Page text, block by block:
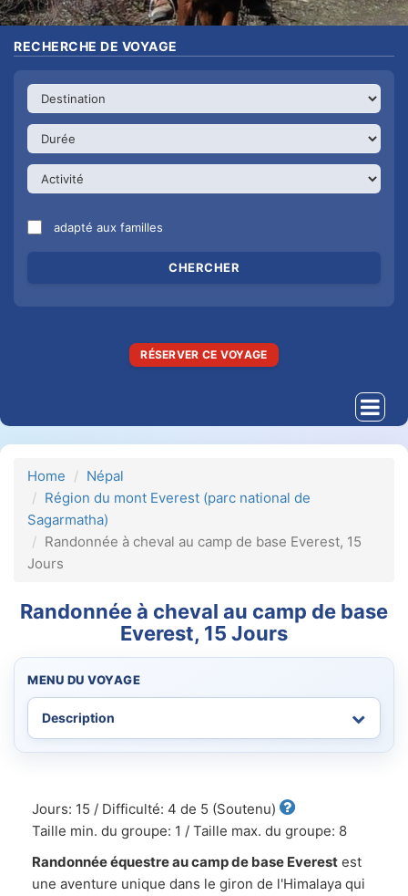
RECHERCHE DE VOYAGE
adapté aux familles
RÉSERVER CE VOYAGE
Home
Népal
Région du mont Everest (parc national de
Sagarmatha)
Randonnée à cheval au camp de base Everest, 15
Jours
Randonnée à cheval au camp de base
Everest, 15 Jours
MENU DU VOYAGE
Jours: 15 / Difficulté: 4 de 5 (Soutenu)
Taille min. du groupe: 1 / Taille max. du groupe: 8
Randonnée équestre au camp de base Everest est
une aventure unique dans le giron de l'Himalaya qui